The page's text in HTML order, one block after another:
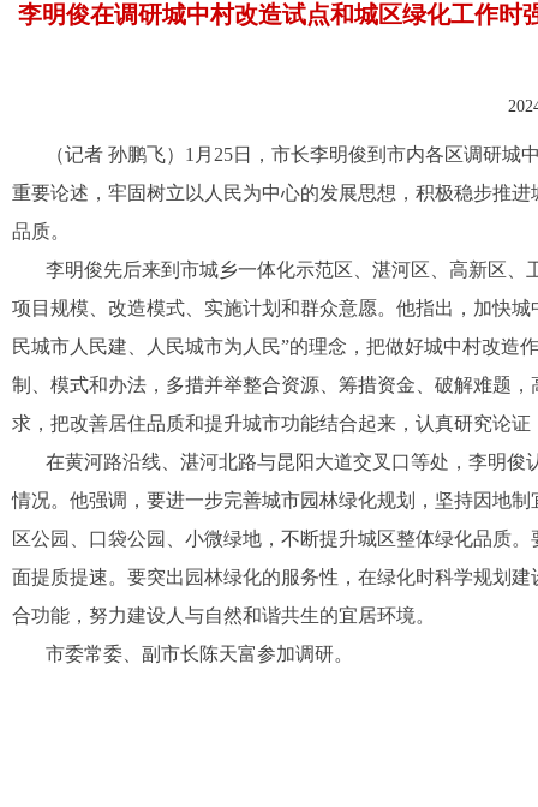
李明俊在调研城中村改造试点和城区绿化工作
（记者 孙鹏飞）1月25日，市长李明俊到市内各区调研
重要论述，牢固树立 以人民为中心的发展思想 ，积极稳步推
品质。
李明俊先后来到市城乡一体化示范区、湛河区、高新区
项目规模、改造模式、实施计划和群众意愿。他指出，加快
民城市人民建、人民城市为人民”的理念，把做好城中村改
制、模式和办法，多措并举整合资源、筹措资金、破解难题
求，把改善居住品质和提升城市功能结合起来，认真研究论
在黄河路沿线、湛河北路与昆阳大道交叉口等处，李明
情况。他强调，要进一步完善城市园林绿化规划，坚持因地
区公园、口袋公园、小微绿地，不断提升城区整体绿化品质
面提质提速。要突出园林绿化的服务性，在绿化时科学规划
合功能，努力建设人与自然和谐共生的宜居环境。
市委常委、副市长陈天富参加调研。